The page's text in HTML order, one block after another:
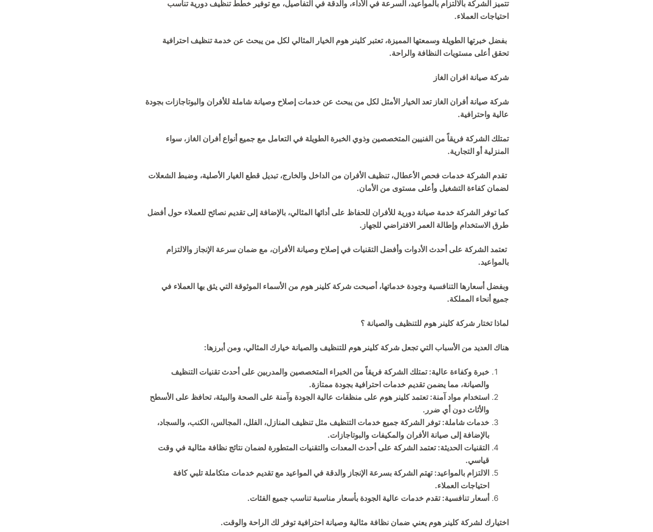
تتميز الشركة بالالتزام بالمواعيد، السرعة في الأداء، والدقة في التفاصيل، مع توفير خطط تنظيف دورية تناسب
احتياجات العملاء.
بفضل خبرتها الطويلة وسمعتها المميزة، تعتبر كلينر هوم الخيار المثالي لكل من يبحث عن خدمة تنظيف احترافية
تحقق أعلى مستويات النظافة والراحة.
شركة صيانة افران الغاز
شركة صيانة أفران الغاز تعد الخيار الأمثل لكل من يبحث عن خدمات إصلاح وصيانة شاملة للأفران والبوتاجازات بجودة
عالية واحترافية.
تمتلك الشركة فريقاً من الفنيين المتخصصين وذوي الخبرة الطويلة في التعامل مع جميع أنواع أفران الغاز، سواء
المنزلية أو التجارية.
تقدم الشركة خدمات فحص الأعطال، تنظيف الأفران من الداخل والخارج، تبديل قطع الغيار الأصلية، وضبط الشعلات
لضمان كفاءة التشغيل وأعلى مستوى من الأمان.
كما توفر الشركة خدمة صيانة دورية للأفران للحفاظ على أدائها المثالي، بالإضافة إلى تقديم نصائح للعملاء حول أفضل
طرق الاستخدام وإطالة العمر الافتراضي للجهاز.
تعتمد الشركة على أحدث الأدوات وأفضل التقنيات في إصلاح وصيانة الأفران، مع ضمان سرعة الإنجاز والالتزام
بالمواعيد.
وبفضل أسعارها التنافسية وجودة خدماتها، أصبحت شركة كلينر هوم من الأسماء الموثوقة التي يثق بها العملاء في
جميع أنحاء المملكة.
لماذا تختار شركة كلينر هوم للتنظيف والصيانة ؟
هناك العديد من الأسباب التي تجعل شركة كلينر هوم للتنظيف والصيانة خيارك المثالي، ومن أبرزها:
خبرة وكفاءة عالية: تمتلك الشركة فريقاً من الخبراء المتخصصين والمدربين على أحدث تقنيات التنظيف
والصيانة، مما يضمن تقديم خدمات احترافية بجودة ممتازة.
استخدام مواد آمنة: تعتمد كلينر هوم على منظفات عالية الجودة وآمنة على الصحة والبيئة، تحافظ على الأسطح
والأثاث دون أي ضرر.
خدمات شاملة: توفر الشركة جميع خدمات التنظيف مثل تنظيف المنازل، الفلل، المجالس، الكنب، والسجاد،
بالإضافة إلى صيانة الأفران والمكيفات والبوتاجازات.
التقنيات الحديثة: تعتمد الشركة على أحدث المعدات والتقنيات المتطورة لضمان نتائج نظافة مثالية في وقت
قياسي.
الالتزام بالمواعيد: تهتم الشركة بسرعة الإنجاز والدقة في المواعيد مع تقديم خدمات متكاملة تلبي كافة
احتياجات العملاء.
أسعار تنافسية: تقدم خدمات عالية الجودة بأسعار مناسبة تناسب جميع الفئات.
اختيارك لشركة كلينر هوم يعني ضمان نظافة مثالية وصيانة احترافية توفر لك الراحة والوقت.